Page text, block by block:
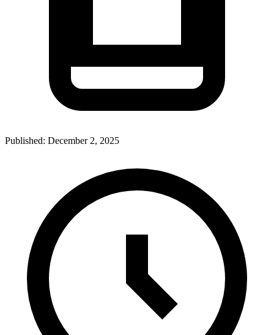
Published: December 2, 2025